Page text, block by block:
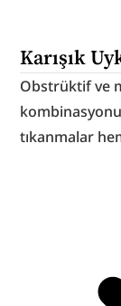
Karışık
Obstrüktif ve
tıkanmalar